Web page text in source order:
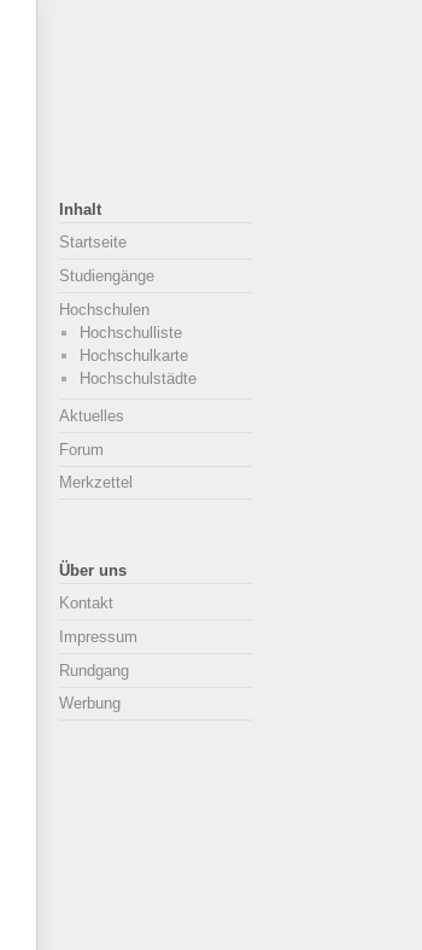
Inhalt
Startseite
Studiengänge
Hochschulen
Hochschulliste
Hochschulkarte
Hochschulstädte
Aktuelles
Forum
Merkzettel
Über uns
Kontakt
Impressum
Rundgang
Werbung